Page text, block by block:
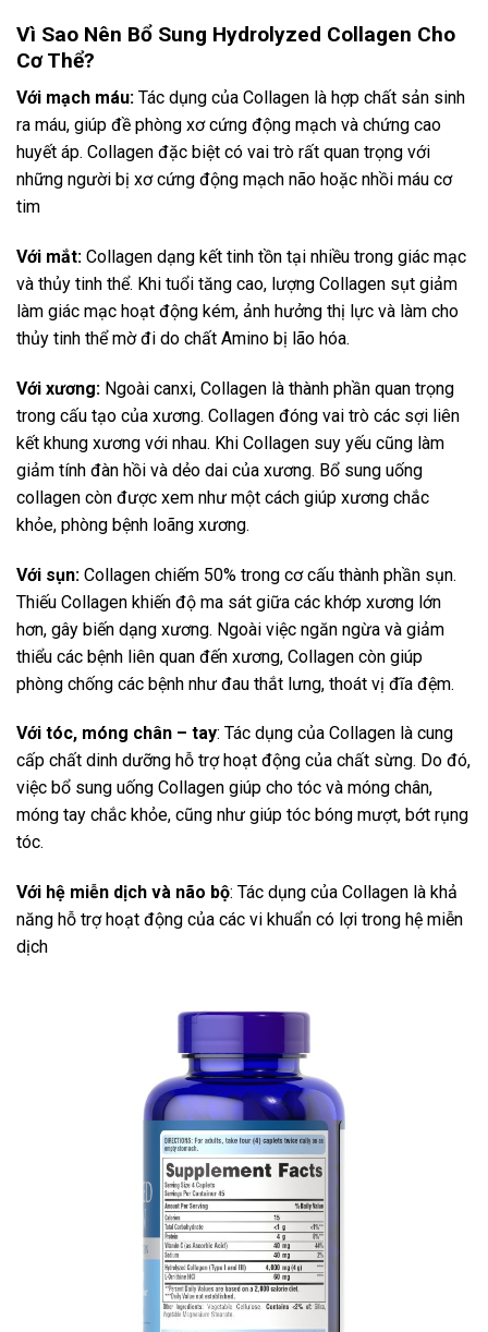
Vì Sao Nên Bổ Sung Hydrolyzed Collagen Cho
Cơ Thể?
Với mạch máu: Tác dụng của Collagen là hợp chất sản sinh
ra máu, giúp đề phòng xơ cứng động mạch và chứng cao
huyết áp. Collagen đặc biệt có vai trò rất quan trọng với
những người bị xơ cứng động mạch não hoặc nhồi máu cơ
tim
Với mắt: Collagen dạng kết tinh tồn tại nhiều trong giác mạc
và thủy tinh thể. Khi tuổi tăng cao, lượng Collagen sụt giảm
làm giác mạc hoạt động kém, ảnh hưởng thị lực và làm cho
thủy tinh thể mờ đi do chất Amino bị lão hóa.
Với xương: Ngoài canxi, Collagen là thành phần quan trọng
trong cấu tạo của xương. Collagen đóng vai trò các sợi liên
kết khung xương với nhau. Khi Collagen suy yếu cũng làm
giảm tính đàn hồi và dẻo dai của xương. Bổ sung uống
collagen còn được xem như một cách giúp xương chắc
khỏe, phòng bệnh loãng xương.
Với sụn: Collagen chiếm 50% trong cơ cấu thành phần sụn.
Thiếu Collagen khiến độ ma sát giữa các khớp xương lớn
hơn, gây biến dạng xương. Ngoài việc ngăn ngừa và giảm
thiểu các bệnh liên quan đến xương, Collagen còn giúp
phòng chống các bệnh như đau thắt lưng, thoát vị đĩa đệm.
Với tóc, móng chân – tay: Tác dụng của Collagen là cung
cấp chất dinh dưỡng hỗ trợ hoạt động của chất sừng. Do đó,
việc bổ sung uống Collagen giúp cho tóc và móng chân,
móng tay chắc khỏe, cũng như giúp tóc bóng mượt, bớt rụng
tóc.
Với hệ miễn dịch và não bộ: Tác dụng của Collagen là khả
năng hỗ trợ hoạt động của các vi khuẩn có lợi trong hệ miễn
dịch